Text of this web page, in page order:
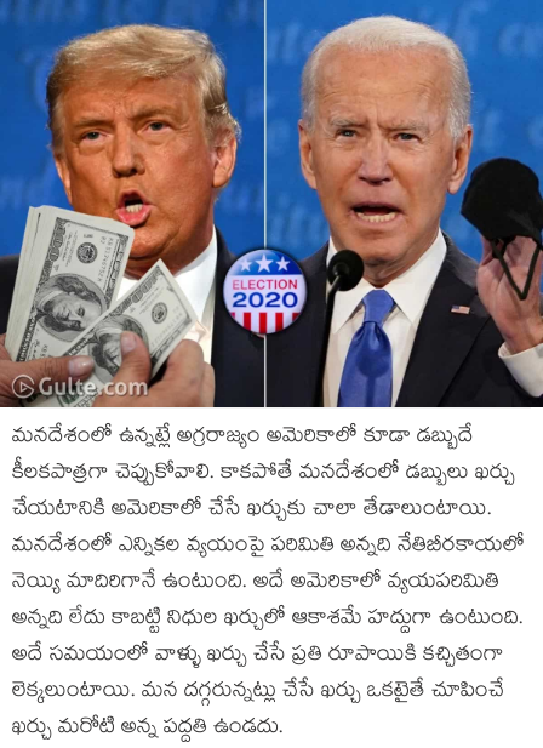
మనదేశంలో ఉన్నట్లే అగ్రరాజ్యం అమెరికాలో కూడా డబ్బుదే
కీలకపాత్రగా చెప్పుకోవాలి. కాకపోతే మనదేశంలో డబ్బులు ఖర్చు
చేయటానికి అమెరికాలో చేసే ఖర్చుకు చాలా తేడాలుంటాయి.
మనదేశంలో ఎన్నికల వ్యయంపై పరిమితి అన్నది నేతిబీరకాయలో
నెయ్యి మాదిరిగానే ఉంటుంది. అదే అమెరికాలో వ్యయపరిమితి
అన్నది లేదు కాబట్టి నిధుల ఖర్చులో ఆకాశమే హద్దుగా ఉంటుంది.
అదే సమయంలో వాళ్ళు ఖర్చు చేసే ప్రతి రూపాయికి కచ్చితంగా
లెక్కలుంటాయి. మన దగ్గరున్నట్లు చేసే ఖర్చు ఒకటైతే చూపించే
ఖర్చు మరోటి అన్న పద్దతి ఉండదు.